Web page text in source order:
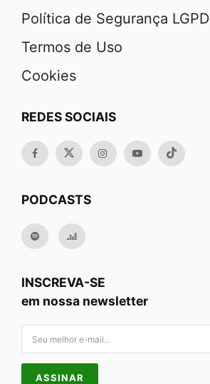
Política de Segurança LGPD
Termos de Uso
Cookies
REDES SOCIAIS
PODCASTS
INSCREVA-SE
em nossa newsletter